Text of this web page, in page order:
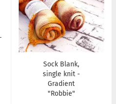
Sock Blank,
single knit -
Gradient
"Robbie"